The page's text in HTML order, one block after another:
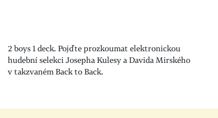
2 boys 1 deck. Pojďte prozkoumat elektronickou
hudební selekci Josepha Kulesy a Davida Mirského
v takzvaném Back to Back.